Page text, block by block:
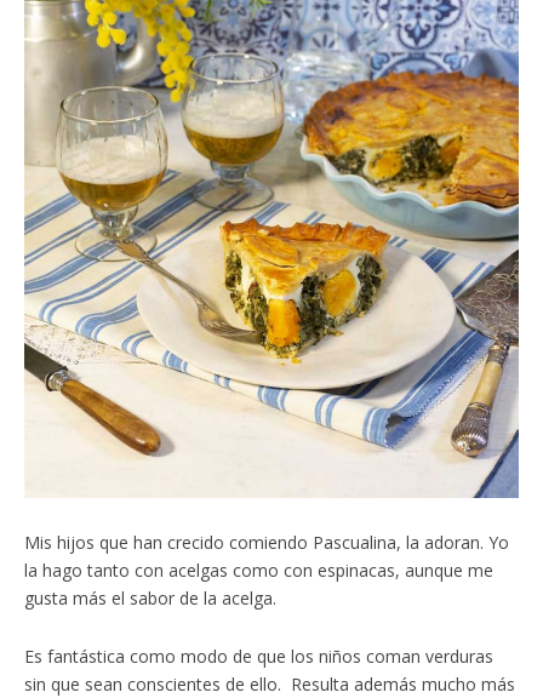
Mis hijos que han crecido comiendo Pascualina, la adoran. Yo
la hago tanto con acelgas como con espinacas, aunque me
gusta más el sabor de la acelga.
Es fantástica como modo de que los niños coman verduras
sin que sean conscientes de ello. Resulta además mucho más